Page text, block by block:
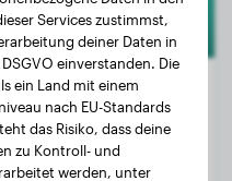
2 Jahre, 8 Monate
Services zustimmst,
deiner Daten in
einverstanden. Die
ein Land mit einem
nach EU-Standards
das Risiko, dass deine
zu Kontroll- und
werden, unter